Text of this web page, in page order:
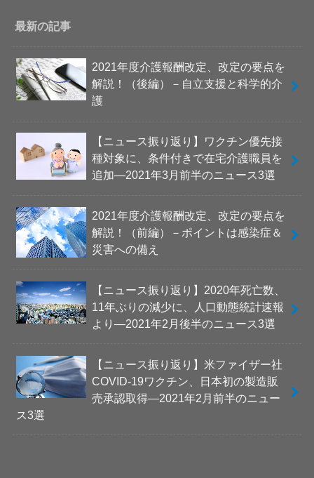
最新の記事
2021年度介護報酬改定、改定の要点を
解説！（後編）－自立支援と科学的介
護
【ニュース振り返り】ワクチン優先接
種対象に、条件付きで在宅介護職員を
追加―2021年3月前半のニュース3選
2021年度介護報酬改定、改定の要点を
解説！（前編）－ポイントは感染症＆
災害への備え
【ニュース振り返り】2020年死亡数、
11年ぶりの減少に、人口動態統計速報
より―2021年2月後半のニュース3選
【ニュース振り返り】米ファイザー社
COVID-19ワクチン、日本初の製造販
売承認取得―2021年2月前半のニュー
ス3選